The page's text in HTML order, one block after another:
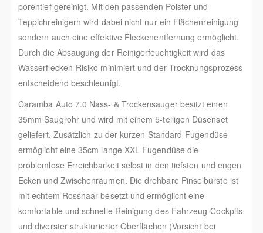
porentief gereinigt. Mit den passenden Polster und
Teppichreinigern wird dabei nicht nur ein Flächenreinigung
sondern auch eine effektive Fleckenentfernung ermöglicht.
Durch die Absaugung der Reinigerfeuchtigkeit wird das
Wasserflecken-Risiko minimiert und der Trocknungsprozess
entscheidend beschleunigt.
Caramba Auto 7.0 Nass- & Trockensauger besitzt einen
35mm Saugrohr und wird mit einem 5-teiligen Düsenset
geliefert. Zusätzlich zu der kurzen Standard-Fugendüse
ermöglicht eine 35cm lange XXL Fugendüse die
problemlose Erreichbarkeit selbst in den tiefsten und engen
Ecken und Zwischenräumen. Die drehbare Pinselbürste ist
mit echtem Rosshaar besetzt und ermöglicht eine
komfortable und schnelle Reinigung des Fahrzeug-Cockpits
und diverster strukturierter Oberflächen (Vorsicht bei